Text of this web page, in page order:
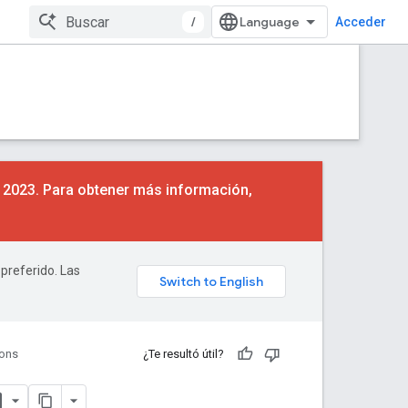
/ Acceder
Para obtener más información,
Las
¿Te resultó útil?